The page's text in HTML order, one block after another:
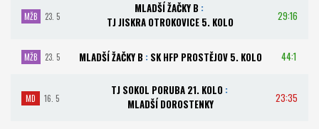
MŽB 23. 5
MLADŠÍ ŽAČKY B :
TJ JISKRA OTROKOVICE 5. KOLO
29:16
MŽB 23. 5 MLADŠÍ ŽAČKY B : SK HFP PROSTĚJOV 5. KOLO 44:1
MD 16. 5
TJ SOKOL PORUBA 21. KOLO :
MLADŠÍ DOROSTENKY
23:35